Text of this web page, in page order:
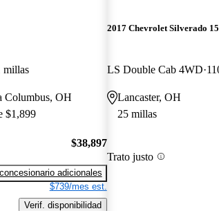
millas
Columbus, OH
$1,899
$38,897
adicionales
$739/mes est.
Verif. disponibilidad
2017 Chevrolet Silverado
LS Double Cab 4WD
Lancaster, OH
25 millas
Trato justo